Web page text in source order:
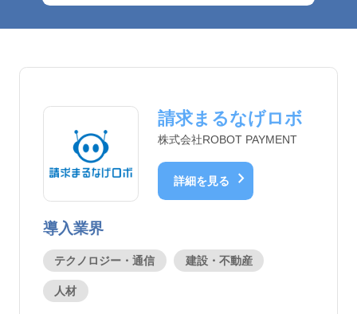
請求まるなげロボ
株式会社ROBOT PAYMENT
詳細を見る chevron_right
導入業界
テクノロジー・通信 建設・不動産
人材